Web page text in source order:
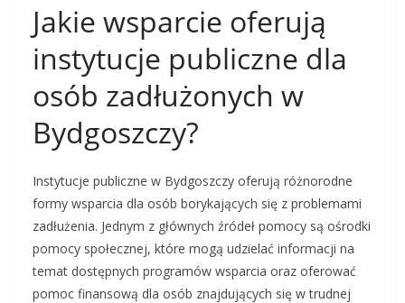
Jakie wsparcie oferują
instytucje publiczne dla
osób zadłużonych w
Bydgoszczy?
Instytucje publiczne w Bydgoszczy oferują różnorodne
formy wsparcia dla osób borykających się z problemami
zadłużenia. Jednym z głównych źródeł pomocy są ośrodki
pomocy społecznej, które mogą udzielać informacji na
temat dostępnych programów wsparcia oraz oferować
pomoc finansową dla osób znajdujących się w trudnej